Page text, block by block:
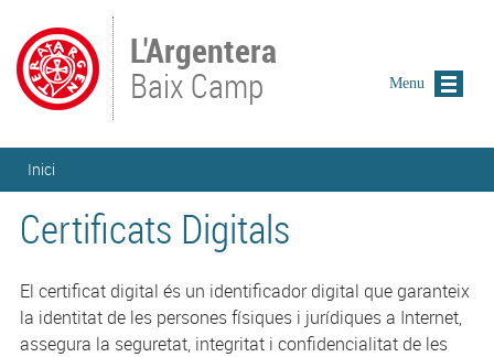
L'Argentera
Baix Camp
Esteu aquí
Inici
Certificats Digitals
El certificat digital és un identificador digital que garanteix
la identitat de les persones físiques i jurídiques a Internet,
assegura la seguretat, integritat i confidencialitat de les
Menu